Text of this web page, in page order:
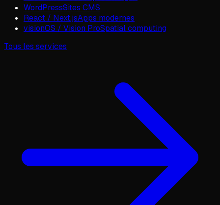
WordPressSites CMS
React / Next.jsApps modernes
visionOS / Vision ProSpatial computing
Tous les services